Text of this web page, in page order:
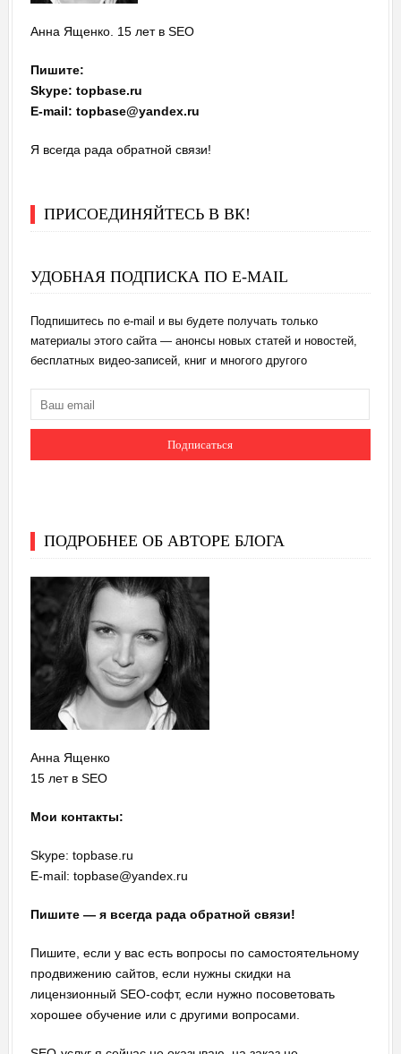
Анна Ященко. 15 лет в SEO
Пишите:
Skype: topbase.ru
E-mail: topbase@yandex.ru
Я всегда рада обратной связи!
ПРИСОЕДИНЯЙТЕСЬ В ВК!
УДОБНАЯ ПОДПИСКА ПО E-MAIL
Подпишитесь по e-mail и вы будете получать только
материалы этого сайта — анонсы новых статей и новостей,
бесплатных видео-записей, книг и многого другого
ПОДРОБНЕЕ ОБ АВТОРЕ БЛОГА
Анна Ященко
15 лет в SEO
Мои контакты:
Skype: topbase.ru
E-mail: topbase@yandex.ru
Пишите — я всегда рада обратной связи!
Пишите, если у вас есть вопросы по самостоятельному
продвижению сайтов, если нужны скидки на
лицензионный SEO-софт, если нужно посоветовать
хорошее обучение или с другими вопросами.